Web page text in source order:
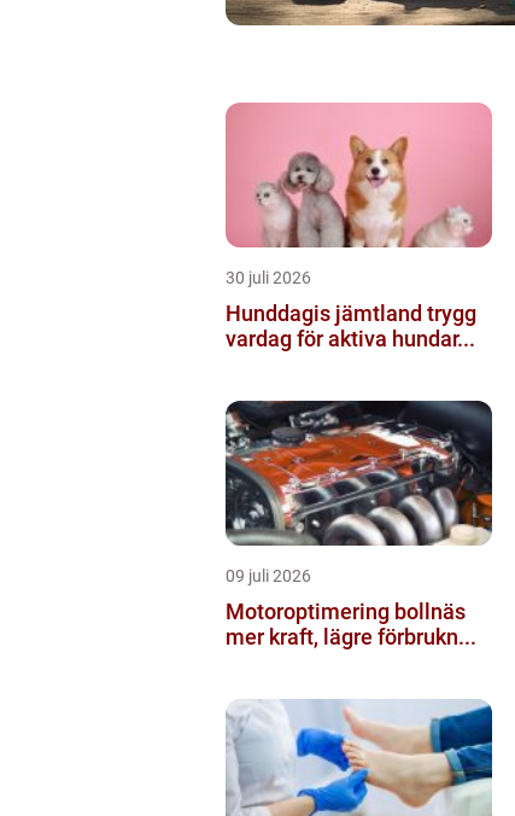
30 juli 2026
Hunddagis jämtland trygg
vardag för aktiva hundar...
09 juli 2026
Motoroptimering bollnäs
mer kraft, lägre förbrukn...